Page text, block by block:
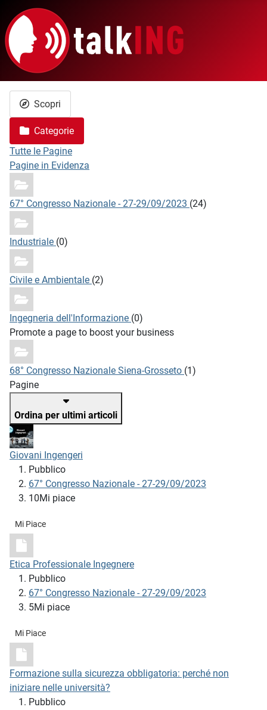
Scopri
Categorie
Tutte le Pagine
Pagine in Evidenza
67° Congresso Nazionale - 27-29/09/2023 (24)
Industriale (0)
Civile e Ambientale (2)
Ingegneria dell'Informazione (0)
Promote a page to boost your business
68° Congresso Nazionale Siena-Grosseto (1)
Pagine
Ordina per ultimi articoli
Giovani Ingengeri
Pubblico
67° Congresso Nazionale - 27-29/09/2023
10Mi piace
Mi Piace
Etica Professionale Ingegnere
Pubblico
67° Congresso Nazionale - 27-29/09/2023
5Mi piace
Mi Piace
Formazione sulla sicurezza obbligatoria: perché non
iniziare nelle università?
Pubblico